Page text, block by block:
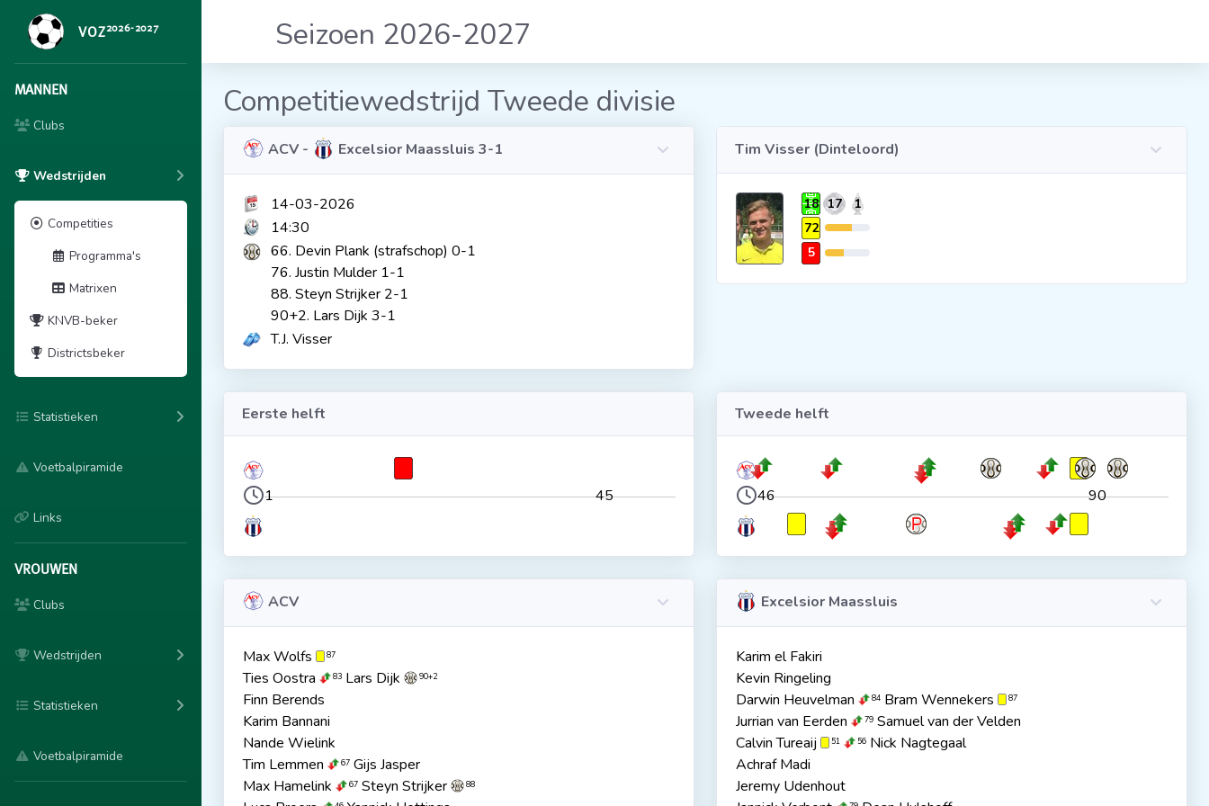
VOZ2026-2027
MANNEN
Clubs
Wedstrijden
Competities
Programma's
Matrixen
KNVB-beker
Districtsbeker
Statistieken
Voetbalpiramide
Links
VROUWEN
Clubs
Wedstrijden
Statistieken
Voetbalpiramide
Seizoen 2026-2027
Competitiewedstrijd Tweede divisie
ACV - Excelsior Maassluis 3-1
14-03-2026
14:30
66. Devin Plank (strafschop) 0-1
76. Justin Mulder 1-1
88. Steyn Strijker 2-1
90+2. Lars Dijk 3-1
T.J. Visser
Tim Visser (Dinteloord)
18 17
1
72
5
Eerste helft
1 45
Tweede helft
46 90
ACV
Max Wolfs 87
Ties Oostra 83 Lars Dijk 90+2
Finn Berends
Karim Bannani
Nande Wielink
Tim Lemmen
67 Gijs Jasper
Max Hamelink
67 Steyn Strijker 88
Excelsior Maassluis
Karim el Fakiri
Kevin Ringeling
Darwin Heuvelman
84 Bram Wennekers 87
Jurrian van Eerden 79 Samuel van der Velden
Calvin Tureaij
51 56 Nick Nagtegaal
Achraf Madi
Jeremy Udenhout